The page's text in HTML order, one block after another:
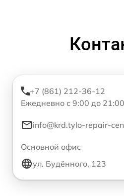
+7 (861) 212-36-12
Ежедневно с 9:00 до 21:00
info@krd.tylo-repair-
Основной офис
ул. Будённого, 123